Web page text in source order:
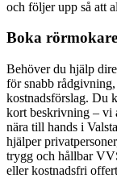
och följer upp så att
Boka
Behöver du hjälp
för snabb
kostnadsförslag. Du
kort beskrivning – vi
nära till hands i
hjälper
trygg och hållbar
eller kostnadsfri